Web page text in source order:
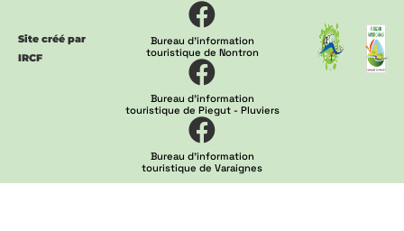
Site créé par
IRCF
Bureau d'information
touristique de Nontron
Bureau d'information
touristique de Piegut - Pluviers
Bureau d'information
touristique de Varaignes